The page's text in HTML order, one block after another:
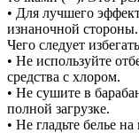
• Для лучшего
изнаночной стороны.
Чего следует
• Не используйте
средства с хлором.
• Не сушите в
полной загрузке.
• Не гладьте белье